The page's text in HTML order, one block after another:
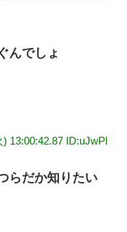
んでしょ
) 13:00:42.87 ID:uJwPl
らだか知りたい